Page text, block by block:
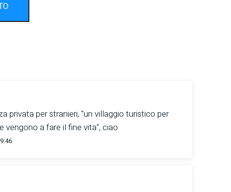
privata per stranieri, "un villaggio turistico per
vengono a fare il fine vita", ciao